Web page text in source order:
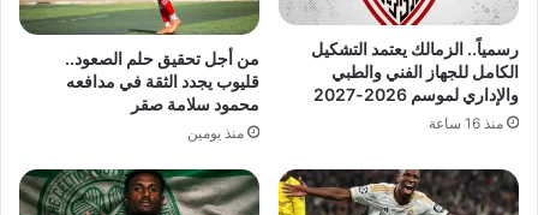
رسمياً.. الزمالك يعتمد التشكيل
الكامل للجهاز الفني والطبي
والإداري لموسم 2026-2027
منذ 16 ساعة
من أجل تحقيق حلم الصعود..
قليوب يجدد الثقة في مدافعه
محمود سلامة صقر
منذ يومين